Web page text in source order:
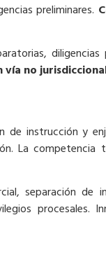
preliminares.
diligencias
vía no
de instrucción y
La competencia
separación de
procesales.